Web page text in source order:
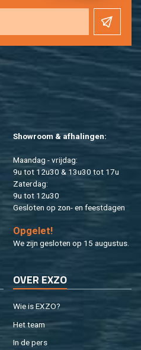
Show­room & af­ha­lin­gen:
Maan­dag - vrij­dag:
9u tot 12u30 & 13u30 tot 17u
Za­ter­dag:
9u tot 12u30
Ge­slo­ten op zon- en feest­da­gen
Op­ge­let!
We zijn ge­slo­ten op 15 au­gus­tus.
OVER EXZO
Wie is EXZO?
Het team
In de pers